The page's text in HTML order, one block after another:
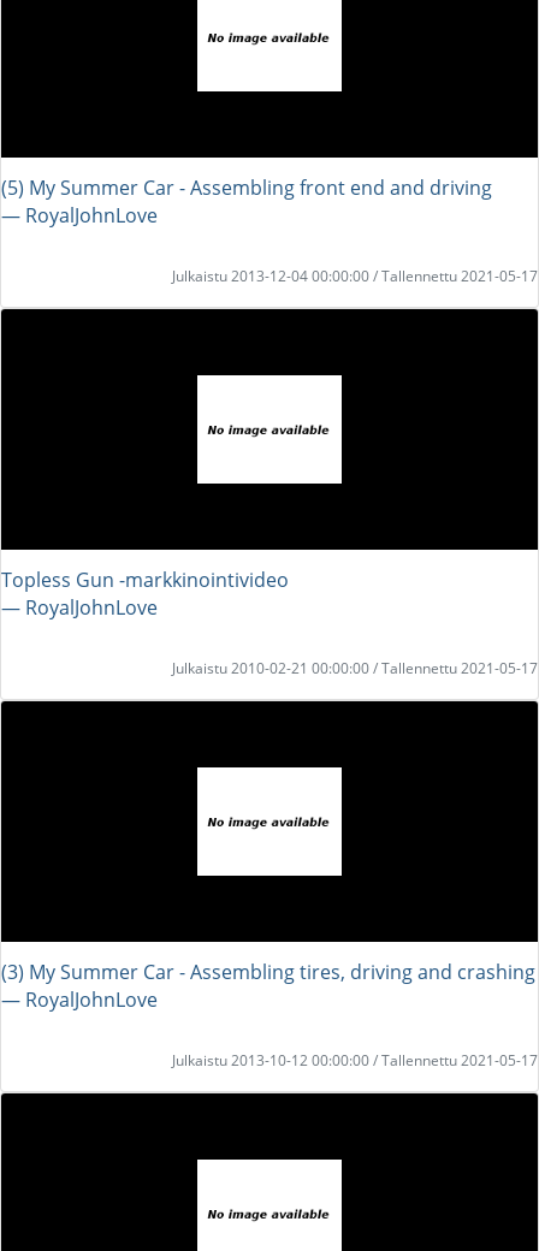
(5) My Summer Car - Assembling front end and driving
― RoyalJohnLove
Julkaistu 2013-12-04 00:00:00 / Tallennettu 2021-05-17
Topless Gun -markkinointivideo
― RoyalJohnLove
Julkaistu 2010-02-21 00:00:00 / Tallennettu 2021-05-17
(3) My Summer Car - Assembling tires, driving and crashing
― RoyalJohnLove
Julkaistu 2013-10-12 00:00:00 / Tallennettu 2021-05-17